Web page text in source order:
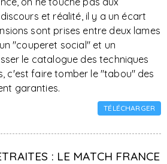
et réalité, il y a un écart
sont prises entre deux lames
"couperet social" et un
le catalogue des techniques
c'est faire tomber le "tabou" des
garanties.
TÉLÉCHARGER
: LE MATCH FRANCE